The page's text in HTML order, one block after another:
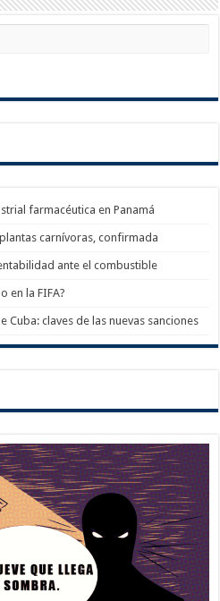
farmacéutica en Panamá
carnívoras, confirmada
ante el combustible
en la FIFA?
Cuba: claves de las nuevas sanciones